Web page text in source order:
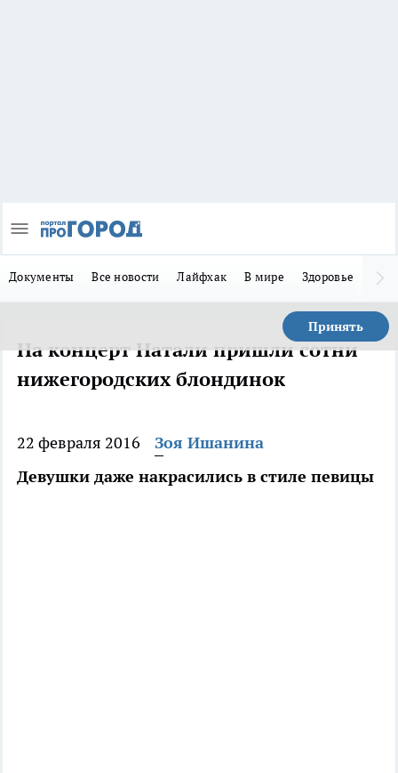
Документы Все новости Лайфхак В мире Здоровье
Принять
На концерт Натали пришли сотни
нижегородских блондинок
22 февраля 2016
Зоя Ишанина
Девушки даже накрасились в стиле певицы